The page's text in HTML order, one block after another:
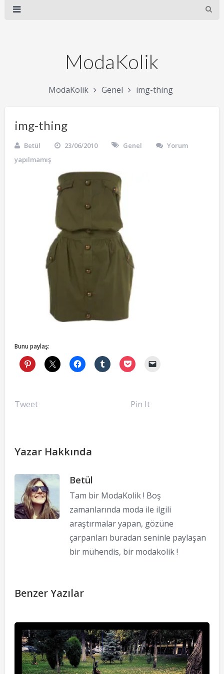
ModaKolik
ModaKolik Genel img-thing
img-thing
Betül 23/06/2010 Genel
Yorum
yapılmamış
Bunu paylaş:
Tweet Pin It
Yazar Hakkında
Betül
Tam bir ModaKolik ! Boş
zamanlarında moda ile ilgili
araştırmalar yapan, gözüne
çarpanları buradan seninle paylaşan
bir mühendis, bir modakolik !
Benzer Yazılar